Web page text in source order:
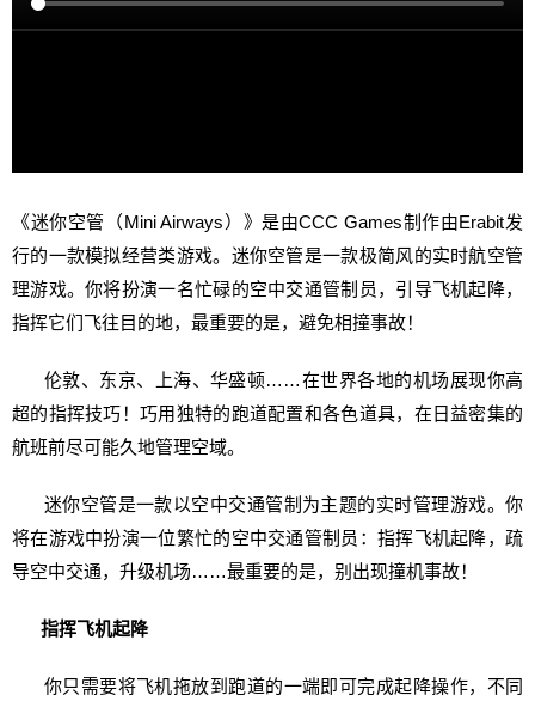
《迷你空管（Mini Airways）》是由CCC Games制作由Erabit发
行的一款模拟经营类游戏。迷你空管是一款极简风的实时航空管
理游戏。你将扮演一名忙碌的空中交通管制员，引导飞机起降，
指挥它们飞往目的地，最重要的是，避免相撞事故！
伦敦、东京、上海、华盛顿……在世界各地的机场展现你高
超的指挥技巧！巧用独特的跑道配置和各色道具，在日益密集的
航班前尽可能久地管理空域。
迷你空管是一款以空中交通管制为主题的实时管理游戏。你
将在游戏中扮演一位繁忙的空中交通管制员：指挥飞机起降，疏
导空中交通，升级机场……最重要的是，别出现撞机事故！
指挥飞机起降
你只需要将飞机拖放到跑道的一端即可完成起降操作，不同